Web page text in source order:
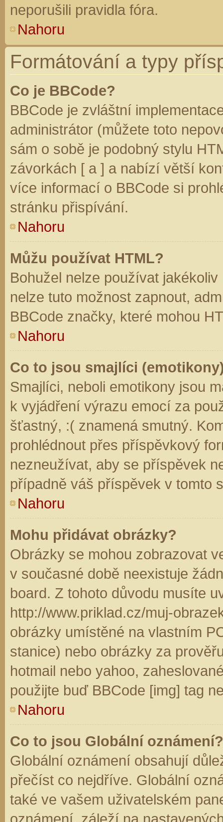
neporušili pravidla fóra.
Nahoru
Formátování a typy
Co je BBCode?
BBCode je zvláštní
administrátor (můžete toto
sám o sobě je podobný stylu
závorkách [ a ] a nabízí větší
více informací o BBCode si
stránku přispívání.
Nahoru
Můžu používat HTML?
Bohužel nelze používat
nelze tuto možnost zapnout,
BBCode značky, které mohou
Nahoru
Co to jsou smajlíci
Smajlíci, neboli emotikony jsou
k vyjádření výrazu emocí za
šťastný, :( znamená smutný.
prohlédnout přes příspěvkový
nezneužívat, aby se příspěvek
případně váš příspěvek v tomto
Nahoru
Mohu přidávat obrázky?
Obrázky se mohou zobrazovat
v současné době neexistuje
board. Z tohoto důvodu musíte
http://www.priklad.cz/muj-
obrázky umístěné na vlastním
stanice) nebo obrázky za
hotmail nebo yahoo,
použijte buď BBCode [img] tag
Nahoru
Co to jsou Globální oznámení?
Globální oznámení obsahují
přečíst co nejdříve. Globální
také ve vašem uživatelském